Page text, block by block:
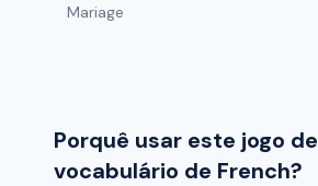
Mariage
Porquê usar este jogo de
vocabulário de French?